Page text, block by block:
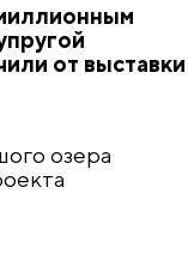
от выставки
озера